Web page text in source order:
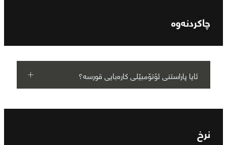
چاکردنەوە
ئایا پاراستنی ئۆتۆمبێلی کارەبایی قورسە؟
نرخ